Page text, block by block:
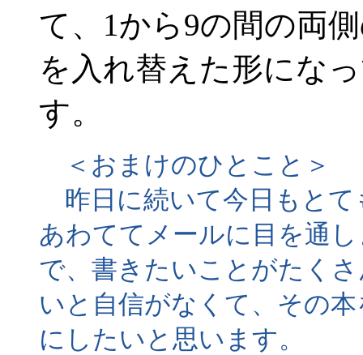
て、1から9の間の両
を入れ替えた形にな
す。
＜おまけのひとこと＞
昨日に続いて今日もとて
あわててメールに目を通
で、書きたいことがたく
いと自信がなくて、その
にしたいと思います。